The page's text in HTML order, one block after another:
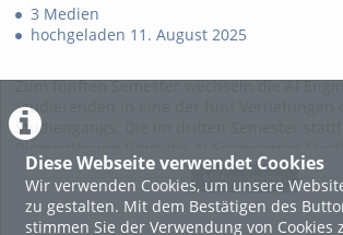
Diese Webseite verwendet Cookies
Wir verwenden Cookies, um unsere
zu gestalten. Mit dem Bestätigen des
stimmen Sie der Verwendung von Cookies
3 Medien
hochgeladen 11. August 2025
Zum fünften Semester wechseln die AI
Studierenden in eine der fünf Vertiefungen
Studiengangs. Die im dritten Semester
Magdeburg zu den verschiedenen
direkt vor Ort ein Bild über die jeweilige
machen.